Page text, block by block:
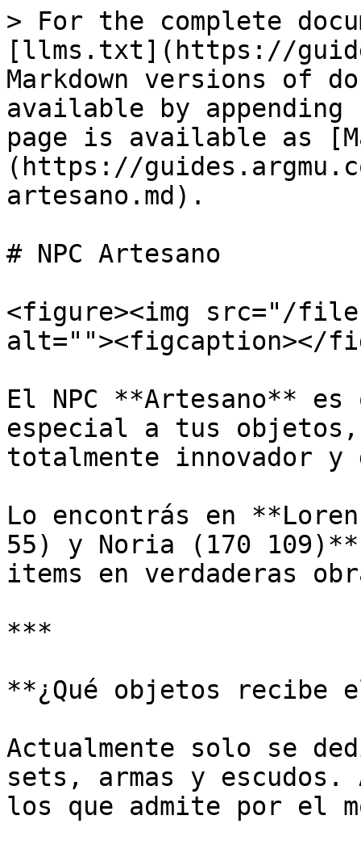
> For the complete
[llms.txt](https://
Markdown versions of
available by
page is available as
(https://
artesano.md).
# NPC Artesano
<figure><img src="/
alt=""><figcaption></
El NPC **Artesano**
especial a tus
totalmente innovador
Lo encontrás en
55) y Noria (170
items en verdaderas
***
**¿Qué objetos recibe
Actualmente solo se
sets, armas y
los que admite por el